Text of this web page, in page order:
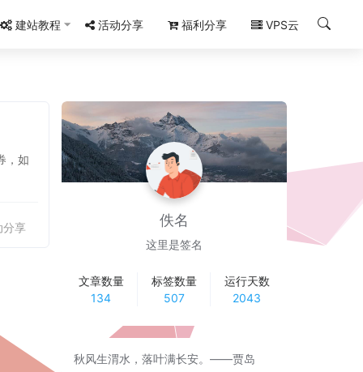
建站教程 活动分享 福利分享 VPS云
，如
分享 佚名
这里是签名
文章数量
134
标签数量
507
运行天数
2043
秋风生渭水，落叶满长安。——贾岛